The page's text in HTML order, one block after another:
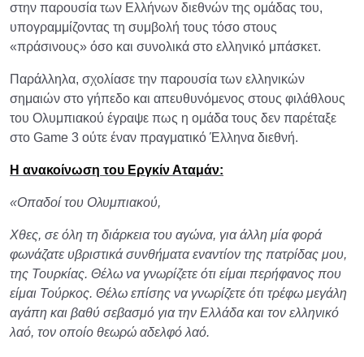
στην παρουσία των Ελλήνων διεθνών της ομάδας του,
υπογραμμίζοντας τη συμβολή τους τόσο στους
«πράσινους» όσο και συνολικά στο ελληνικό μπάσκετ.
Παράλληλα, σχολίασε την παρουσία των ελληνικών
σημαιών στο γήπεδο και απευθυνόμενος στους φιλάθλους
του Ολυμπιακού έγραψε πως η ομάδα τους δεν παρέταξε
στο Game 3 ούτε έναν πραγματικό Έλληνα διεθνή.
Η ανακοίνωση του Εργκίν Αταμάν:
«Οπαδοί του Ολυμπιακού,
Χθες, σε όλη τη διάρκεια του αγώνα, για άλλη μία φορά
φωνάζατε υβριστικά συνθήματα εναντίον της πατρίδας μου,
της Τουρκίας. Θέλω να γνωρίζετε ότι είμαι περήφανος που
είμαι Τούρκος. Θέλω επίσης να γνωρίζετε ότι τρέφω μεγάλη
αγάπη και βαθύ σεβασμό για την Ελλάδα και τον ελληνικό
λαό, τον οποίο θεωρώ αδελφό λαό.